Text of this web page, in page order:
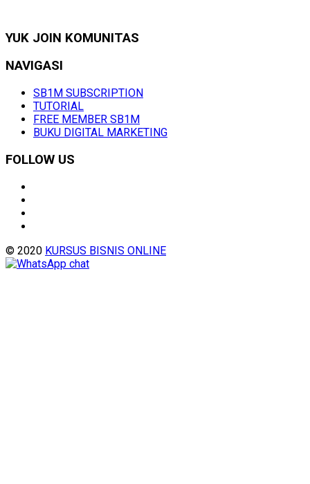
YUK JOIN KOMUNITAS
NAVIGASI
SB1M SUBSCRIPTION
TUTORIAL
FREE MEMBER SB1M
BUKU DIGITAL MARKETING
FOLLOW US
© 2020 KURSUS BISNIS ONLINE